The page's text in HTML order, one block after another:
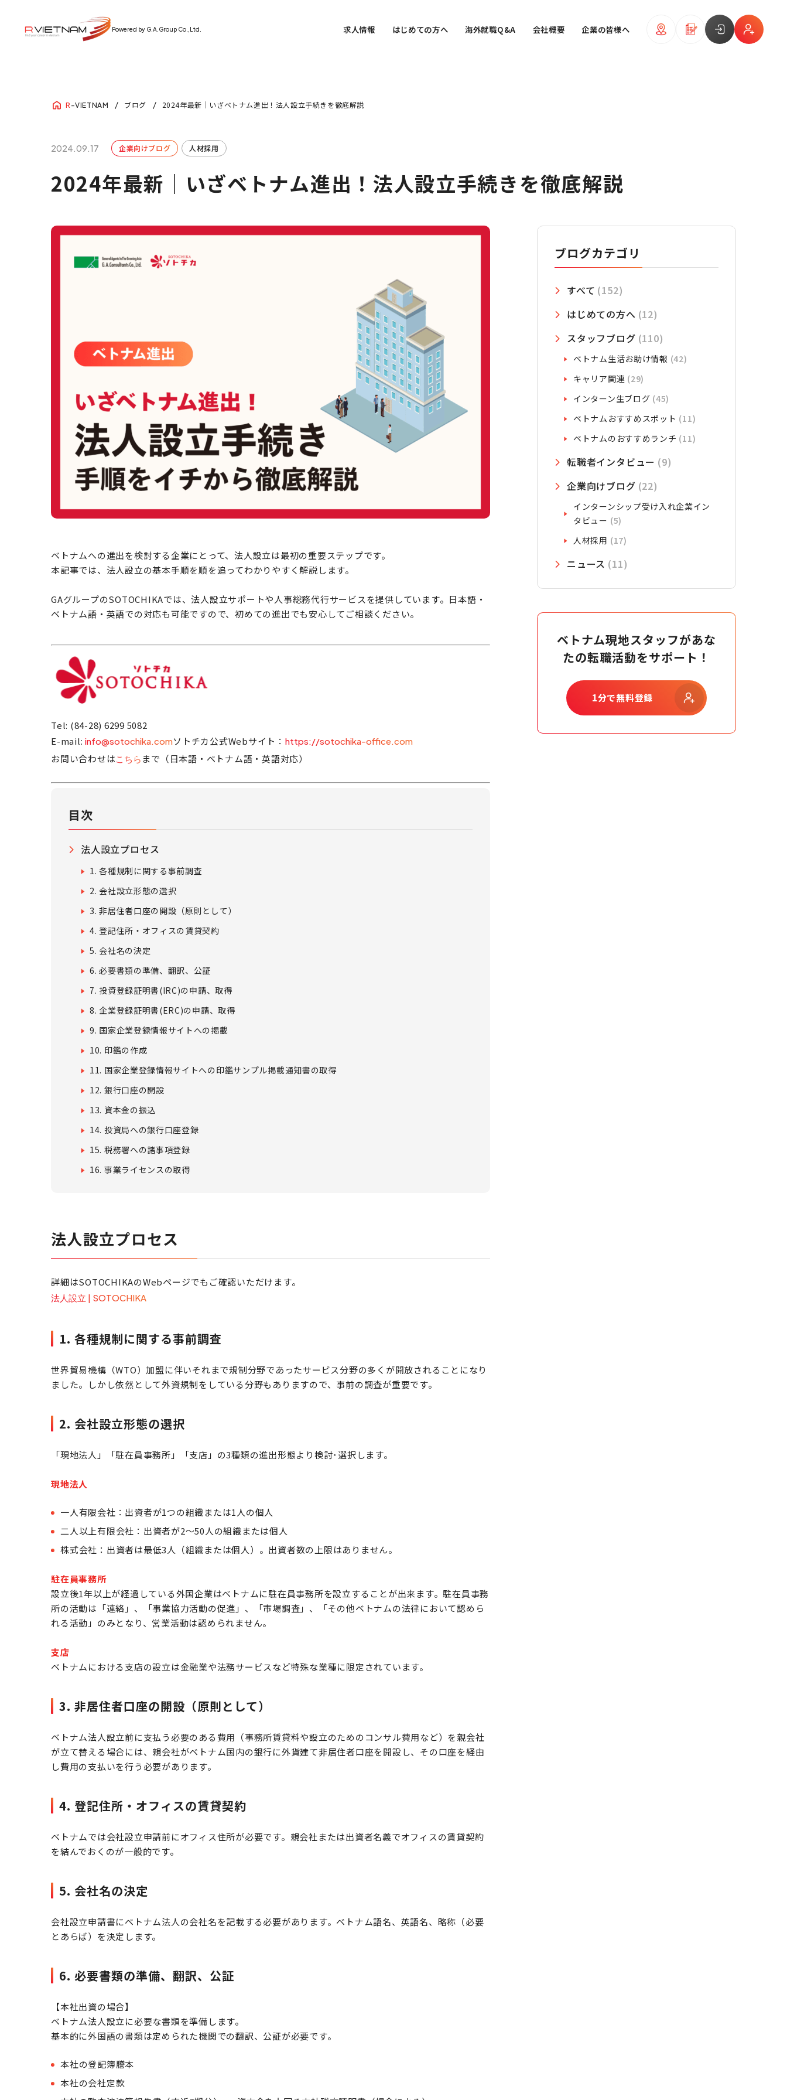
Powered by G.A.Group Co.,Ltd. 求人情報 はじめての方へ 海外就職Q&A 会社概要 企業の皆様へ
R -VIETNAM ブログ 2024年最新｜いざベトナム進出！法人設立手続きを徹底解説
2024.09.17 企業向けブログ 人材採用
2024年最新｜いざベトナム進出！法人設立手続きを徹底解説
ベトナムへの進出を検討する企業にとって、法人設立は最初の重要ステップです。
本記事では、法人設立の基本手順を順を追ってわかりやすく解説します。
GAグループのSOTOCHIKAでは、法人設立サポートや人事総務代行サービスを提供しています。日本語・
ベトナム語・英語での対応も可能ですので、初めての進出でも安心してご相談ください。
Tel: (84-28) 6299 5082
E-mail: info@sotochika.comソトチカ公式Webサイト： https://sotochika-office.com
お問い合わせはこちら まで（日本語・ベトナム語・英語対応）
目次
法人設立プロセス
1. 各種規制に関する事前調査
2. 会社設立形態の選択
3. 非居住者口座の開設（原則として）
4. 登記住所・オフィスの賃貸契約
5. 会社名の決定
6. 必要書類の準備、翻訳、公証
7. 投資登録証明書(IRC)の申請、取得
8. 企業登録証明書(ERC)の申請、取得
9. 国家企業登録情報サイトへの掲載
10. 印鑑の作成
11. 国家企業登録情報サイトへの印鑑サンプル掲載通知書の取得
12. 銀行口座の開設
13. 資本金の振込
14. 投資局への銀行口座登録
15. 税務署への諸事項登録
16. 事業ライセンスの取得
法人設立プロセス
詳細はSOTOCHIKAのWebページでもご確認いただけます。
法人設立 | SOTOCHIKA
1. 各種規制に関する事前調査
世界貿易機構（WTO）加盟に伴いそれまで規制分野であったサービス分野の多くが開放されることになり
ました。しかし依然として外資規制をしている分野もありますので、事前の調査が重要です。
2. 会社設立形態の選択
「現地法人」「駐在員事務所」「支店」の3種類の進出形態より検討･選択します。
現地法人
一人有限会社：出資者が1つの組織または1人の個人
二人以上有限会社：出資者が2～50人の組織または個人
株式会社：出資者は最低3人（組織または個人）。出資者数の上限はありません。
駐在員事務所
設立後1年以上が経過している外国企業はベトナムに駐在員事務所を設立することが出来ます。駐在員事務
所の活動は「連絡」、「事業協力活動の促進」、「市場調査」、「その他ベトナムの法律において認めら
れる活動」のみとなり、営業活動は認められません。
支店
ベトナムにおける支店の設立は金融業や法務サービスなど特殊な業種に限定されています。
3. 非居住者口座の開設（原則として）
ベトナム法人設立前に支払う必要のある費用（事務所賃貸料や設立のためのコンサル費用など）を親会社
が立て替える場合には、親会社がベトナム国内の銀行に外貨建て非居住者口座を開設し、その口座を経由
し費用の支払いを行う必要があります。
4. 登記住所・オフィスの賃貸契約
ベトナムでは会社設立申請前にオフィス住所が必要です。親会社または出資者名義でオフィスの賃貸契約
を結んでおくのが一般的です。
5. 会社名の決定
会社設立申請書にベトナム法人の会社名を記載する必要があります。ベトナム語名、英語名、略称（必要
とあらば）を決定します。
6. 必要書類の準備、翻訳、公証
【本社出資の場合】
ベトナム法人設立に必要な書類を準備します。
基本的に外国語の書類は定められた機関での翻訳、公証が必要です。
本社の登記簿謄本
本社の会社定款
ブログカテゴリ
すべて (152)
はじめての方へ (12)
スタッフブログ (110)
ベトナム生活お助け情報 (42)
キャリア関連 (29)
インターン生ブログ (45)
ベトナムおすすめスポット (11)
ベトナムのおすすめランチ (11)
転職者インタビュー (9)
企業向けブログ (22)
インターンシップ受け入れ企業イン
タビュー (5)
人材採用 (17)
ニュース (11)
ベトナム現地スタッフがあな
たの転職活動をサポート！
1分で無料登録